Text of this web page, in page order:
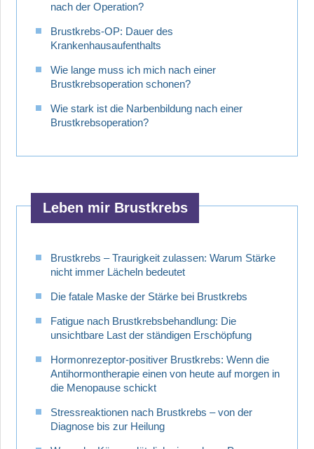
nach der Operation?
Brustkrebs-OP: Dauer des
Krankenhausaufenthalts
Wie lange muss ich mich nach einer
Brustkrebsoperation schonen?
Wie stark ist die Narbenbildung nach einer
Brustkrebsoperation?
Leben mir Brustkrebs
Brustkrebs – Traurigkeit zulassen: Warum Stärke
nicht immer Lächeln bedeutet
Die fatale Maske der Stärke bei Brustkrebs
Fatigue nach Brustkrebsbehandlung: Die
unsichtbare Last der ständigen Erschöpfung
Hormonrezeptor-positiver Brustkrebs: Wenn die
Antihormontherapie einen von heute auf morgen in
die Menopause schickt
Stressreaktionen nach Brustkrebs – von der
Diagnose bis zur Heilung